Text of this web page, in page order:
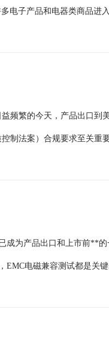
电子产品和电器类商品进
频繁的今天，产品出口到
制法案）合规要求至关重
成为产品出口和上市前**
EMC电磁兼容测试都是关